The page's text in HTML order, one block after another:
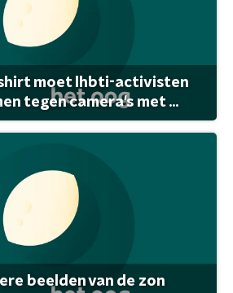
moet lhbti-activisten
tegen camera's met ...
beelden van de zon